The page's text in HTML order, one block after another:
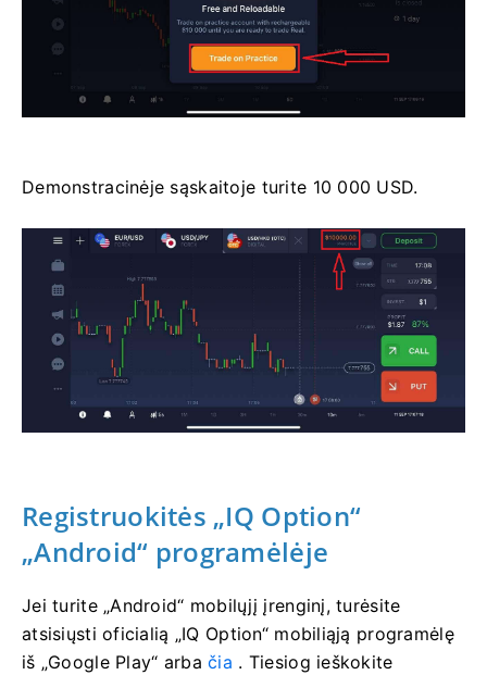
Demonstracinėje sąskaitoje turite 10 000 USD.
Registruokitės „IQ Option“
„Android“ programėlėje
Jei turite „Android“ mobilųjį įrenginį, turėsite
atsisiųsti oficialią „IQ Option“ mobiliąją programėlę
iš „Google Play“ arbačia . Tiesiog ieškokite